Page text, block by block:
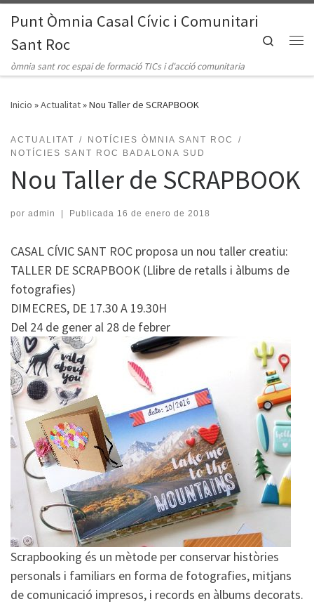
Saltar al contenido
Punt Òmnia Casal Cívic i Comunitari
Sant Roc
òmnia sant roc espai de formació TICs i d'acció comunitaria
Search
Inicio »Actualitat»Nou Taller de SCRAPBOOK
ACTUALITAT
NOTÍCIES ÒMNIA SANT ROC
NOTÍCIES SANT ROC BADALONA SUD
Nou Taller de SCRAPBOOK
por admin | Publicada 16 de enero de 2018
CASAL CÍVIC SANT ROC proposa un nou taller creatiu:
TALLER DE SCRAPBOOK (Llibre de retalls i àlbums de
fotografies)
DIMECRES, DE 17.30 A 19.30H
Del 24 de gener al 28 de febrer
Scrapbooking és un mètode per conservar històries
personals i familiars en forma de fotografies, mitjans
de comunicació impresos, i records en àlbums decorats.